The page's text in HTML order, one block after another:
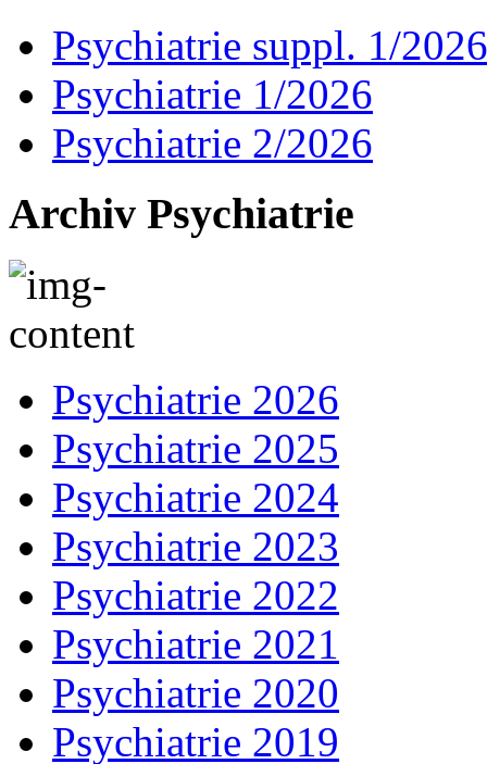
Psychiatrie suppl. 1/2026
Psychiatrie 1/2026
Psychiatrie 2/2026
Archiv Psychiatrie
Psychiatrie 2026
Psychiatrie 2025
Psychiatrie 2024
Psychiatrie 2023
Psychiatrie 2022
Psychiatrie 2021
Psychiatrie 2020
Psychiatrie 2019